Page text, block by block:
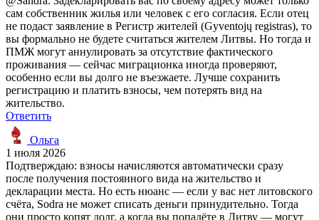
сам собственник жилья или человек с его согласия. Если отец
не подаст заявление в Регистр жителей (Gyventojų registras), то
вы формально не будете считаться жителем Литвы. Но тогда и
ПМЖ могут аннулировать за отсутствие фактического
проживания — сейчас миграционка иногда проверяют,
особенно если вы долго не въезжаете. Лучше сохранить
регистрацию и платить взносы, чем потерять вид на
жительство.
Ответить
Ольга
1 июля 2026
Подтверждаю: взносы начисляются автоматически сразу
после получения постоянного вида на жительство и
декларации места. Но есть нюанс — если у вас нет литовского
счёта, Sodra не может списать деньги принудительно. Тогда
они просто копят долг, а когда вы попадёте в Литву — могут